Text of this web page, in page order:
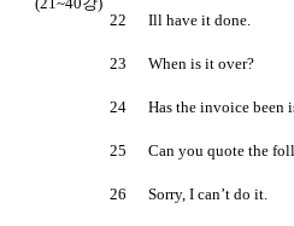
22 Ill have it done.
23 When is it over?
24 Has the invoice been
25 Can you quote the
26 Sorry, I can’t do it.